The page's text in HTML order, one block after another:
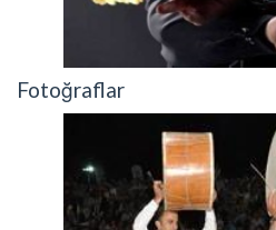
Fotoğraflar